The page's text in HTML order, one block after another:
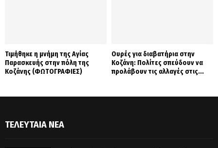
Τιμήθηκε η μνήμη της Αγίας
Παρασκευής στην πόλη της
Κοζάνης (ΦΩΤΟΓΡΑΦΙΕΣ)
Ουρές για διαβατήρια στην
Κοζάνη: Πολίτες σπεύδουν να
προλάβουν τις αλλαγές στις...
ΤΕΛΕΥΤΑΊΑ ΝΈΑ